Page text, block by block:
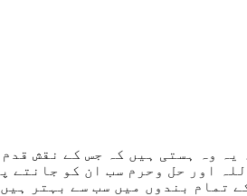
وہ ہستی ہیں کہ جس کے نقش قدم
اور حل وحرم سب ان کو جانتے
تمام بندوں میں سب سے بہتر